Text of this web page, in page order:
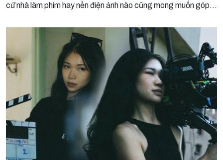
cứ nhà làm phim hay nền điện ảnh nào cũng mong muốn góp